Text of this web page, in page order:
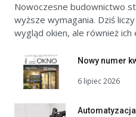
Nowoczesne budownictwo
wyższe wymagania. Dziś
wygląd okien, ale również
Nowy numer
6 lipiec 2026